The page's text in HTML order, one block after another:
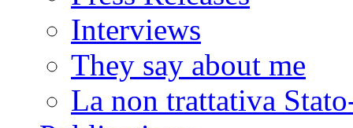
Interviews
They say about me
La non trattativa